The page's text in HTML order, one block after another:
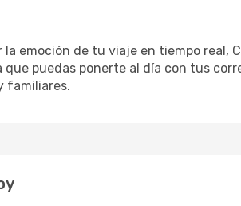
emoción de tu viaje en tiempo real,
puedas ponerte al día con tus
familiares.